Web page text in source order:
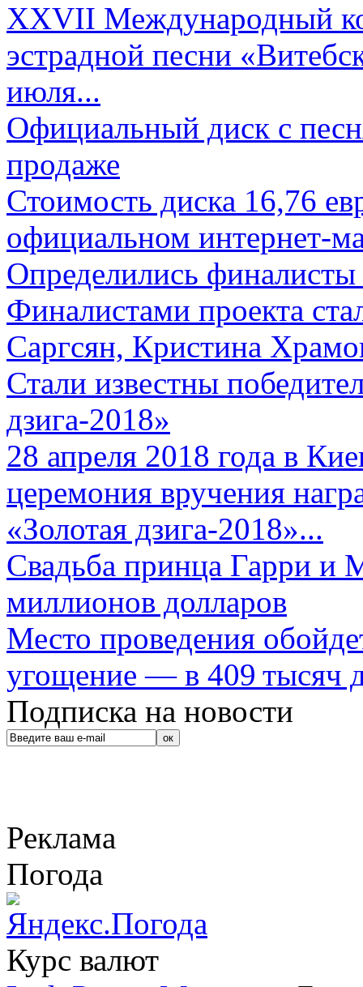
XXVII Международный
эстрадной песни
июля...
Официальный диск с
продаже
Стоимость диска 16,76
официальном интернет-
Определились
Финалистами проекта
Саргсян, Кристина
Стали известны
дзига-2018»
28 апреля 2018 года в
церемония вручения
«Золотая дзига-2018»...
Свадьба принца Гарри и
миллионов долларов
Место проведения
угощение — в 409 тысяч
Подписка на новости
Реклама
Погода
Курс валют